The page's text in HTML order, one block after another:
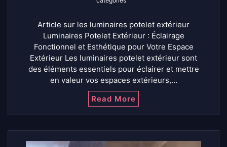
Article sur les luminaires potelet extérieur
Luminaires Potelet Extérieur : Éclairage
Fonctionnel et Esthétique pour Votre Espace
Extérieur Les luminaires potelet extérieur sont
des éléments essentiels pour éclairer et mettre
en valeur vos espaces extérieurs,…
Read More